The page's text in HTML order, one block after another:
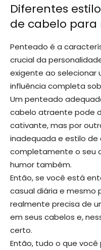
Diferentes
de cabelo para
Penteado é a
crucial da
exigente ao
influência completa
Um penteado
cabelo atraente pode
cativante, mas por
inadequada e estilo
completamente o seu
humor também.
Então, se você está
casual diária e mesmo
realmente precisa de
em seus cabelos e,
certo.
Então, tudo o que